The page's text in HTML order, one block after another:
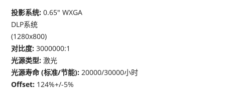
投影系统:0.65" WXGA
DLP系统
(1280x800)
对比度:3000000:1
光源类型:激光
光源寿命 (标准/节能):20000/30000小时
Offset: 124%+/-5%